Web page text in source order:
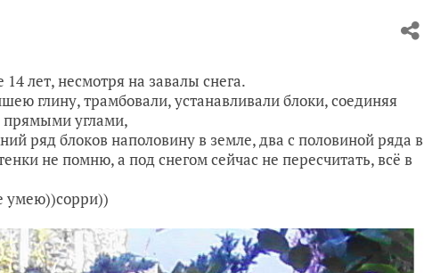
лет, несмотря на завалы снега.
глину, трамбовали, устанавливали блоки, соединяя
прямыми углами,
ряд блоков наполовину в земле, два с половиной ряда в
не помню, а под снегом сейчас не пересчитать, всё в
умею))сорри))